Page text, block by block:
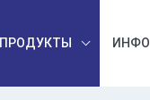
ПРОДУКТЫ ИНФО